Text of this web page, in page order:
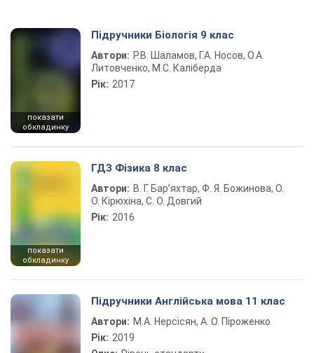
показати
обкладинку
Підручники Біологія 9 клас
Автори: Р.В. Шаламов, Г.А. Носов, О.А.
Литовченко, М.С. Каліберда
Рік: 2017
показати
обкладинку
ГДЗ Фізика 8 клас
Автори: В. Г. Бар’яхтар, Ф. Я. Божинова, О.
О. Кірюхіна, С. О. Довгий
Рік: 2016
Підручники Англійська мова 11 клас
Автори: М.А. Нерсісян, А. О. Піроженко
Рік: 2019